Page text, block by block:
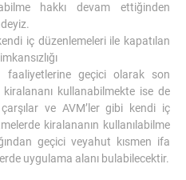
hakkı devam ettiğinden
iç düzenlemeleri ile kapatılan
faaliyetlerine geçici olarak son
kullanabilmekte ise de
ve AVM’ler gibi kendi iç
kiralananın kullanılabilme
geçici veyahut kısmen ifa
uygulama alanı bulabilecektir.